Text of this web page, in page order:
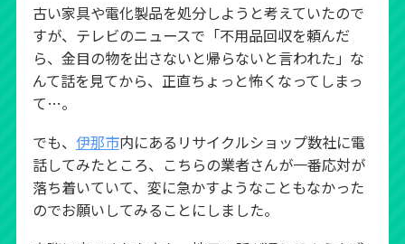
古い家具や電化製品を処分しようと考えていたので
すが、テレビのニュースで「不用品回収を頼んだ
ら、金目の物を出さないと帰らないと言われた」な
んて話を見てから、正直ちょっと怖くなってしまっ
て…。
でも、 伊那市内にあるリサイクルショップ数社に電
話してみたところ、こちらの業者さんが一番応対が
落ち着いていて、変に急かすようなこともなかった
のでお願いしてみることにしました。